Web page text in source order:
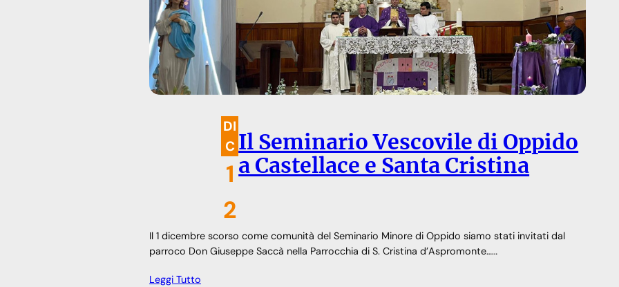
DI
C
1
2
Il Seminario Vescovile di Oppido
a Castellace e Santa Cristina
Il 1 dicembre scorso come comunità del Seminario Minore di Oppido siamo stati invitati dal
parroco Don Giuseppe Saccà nella Parrocchia di S. Cristina d’Aspromonte……
Leggi Tutto